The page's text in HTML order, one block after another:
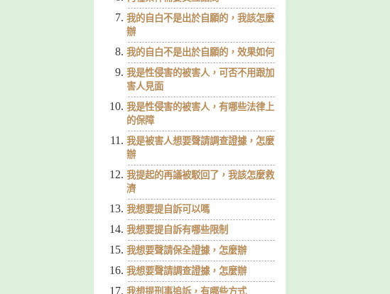
我的自白不是出於自願的，我該怎麼
辦
我的自白不是出於自願的，效果如何
我是性侵害的被害人，可否不用跟加
害人見面
我是性侵害的被害人，有哪些法律上
的保障
我是被害人想要聲請調查證據，怎麼
辦
我提起的再議被駁回了，我該怎麼救
濟
我想要提自訴可以嗎
我想要提自訴有哪些限制
我想要聲請保全證據，怎麼辦
我想要聲請調查證據，怎麼辦
我想提刑事追訴，有哪些方式